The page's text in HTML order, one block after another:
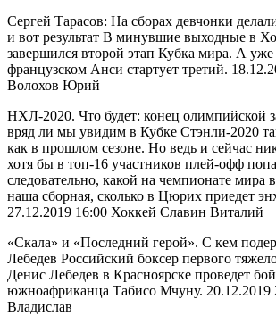
Сергей Тарасов: На сборах девчонки
и вот результат В минувшие выходные в
завершился второй этап Кубка мира. А уже
французском Анси стартует третий.
Волохов Юрий
НХЛ-2020. Что будет: конец олимпийской
вряд ли мы увидим в Кубке Стэнли-2020
как в прошлом сезоне. Но ведь и сейчас
хотя бы в топ-16 участников плей-офф
следовательно, какой на чемпионате мира
наша сборная, сколько в Цюрих приедет
27.12.2019 16:00 Хоккей Славин Виталий
«Скала» и «Последний герой». С кем
Лебедев Российский боксер первого
Денис Лебедев в Красноярске проведет
южноафриканца Табисо Мчуну. 20.12.2019
Владислав